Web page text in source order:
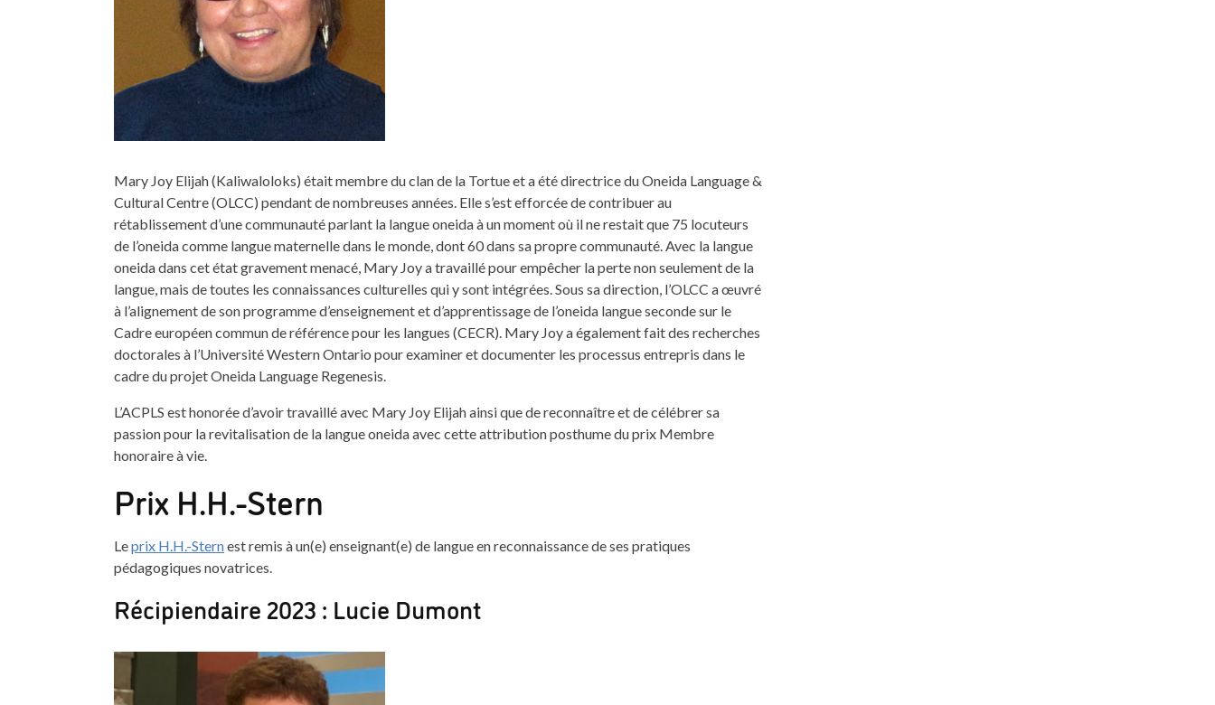
Mary Joy Elijah (Kaliwaloloks) était membre du clan de la Tortue et a été directrice du Oneida Language &
Cultural Centre (OLCC) pendant de nombreuses années. Elle s’est efforcée de contribuer au
rétablissement d’une communauté parlant la langue oneida à un moment où il ne restait que 75 locuteurs
de l’oneida comme langue maternelle dans le monde, dont 60 dans sa propre communauté. Avec la langue
oneida dans cet état gravement menacé, Mary Joy a travaillé pour empêcher la perte non seulement de la
langue, mais de toutes les connaissances culturelles qui y sont intégrées. Sous sa direction, l’OLCC a œuvré
à l’alignement de son programme d’enseignement et d’apprentissage de l’oneida langue seconde sur le
Cadre européen commun de référence pour les langues (CECR). Mary Joy a également fait des recherches
doctorales à l’Université Western Ontario pour examiner et documenter les processus entrepris dans le
cadre du projet Oneida Language Regenesis.
L’ACPLS est honorée d’avoir travaillé avec Mary Joy Elijah ainsi que de reconnaître et de célébrer sa
passion pour la revitalisation de la langue oneida avec cette attribution posthume du prix Membre
honoraire à vie.
Prix H.H.-Stern
Leprix H.H.-Sternest remis à un(e) enseignant(e) de langue en reconnaissance de ses pratiques
pédagogiques novatrices.
Récipiendaire 2023 : Lucie Dumont